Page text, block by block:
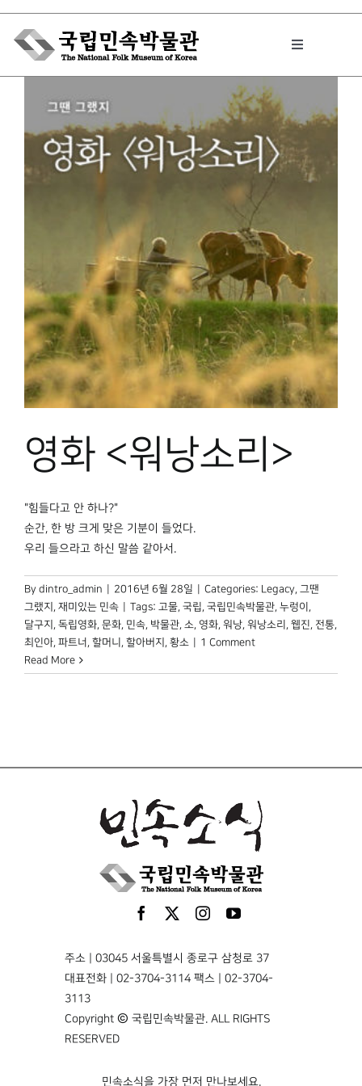
Skip
content
Toggle
박물관에서는
민속이야기
원문보기 PDF
박물관 홈페이지
영화 <워낭소리>
"힘들다고 안 하나?"
순간, 한 방 크게 맞은 기분이 들었다.
우리 들으라고 하신 말씀 같아서.
By dintro_admin 2016년 6월 28일 Categories: Legacy, 그땐
그랬지 , 재미있는 민속 Tags: 고물, 국립, 국립민속박물관, 누렁이 ,
달구지 , 독립영화, 문화, 민속, 박물관, 소, 영화, 워낭, 워낭소리 , 웹진, 전통,
최인아, 파트너 , 할머니 , 할아버지 , 황소
1 Comment
Read More
주소 | 03045 서울특별시 종로구 삼청로 37
대표전화 | 02-3704-3114 팩스 | 02-3704-
3113
Copyright © 국립민속박물관. ALL RIGHTS
RESERVED
민속소식을 가장 먼저 만나보세요.